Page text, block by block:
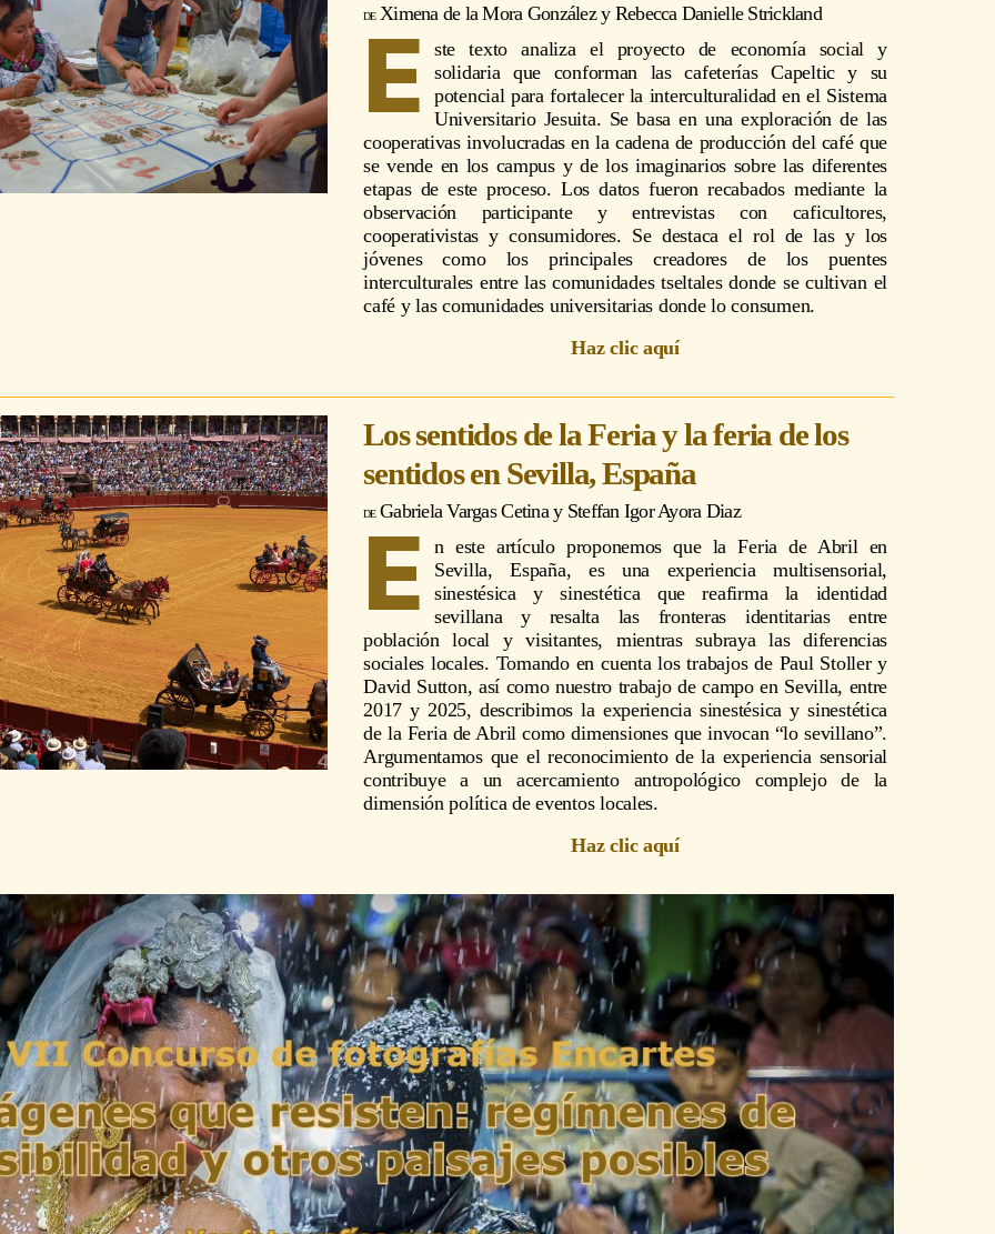
Ximena de la Mora Gonzálezy Rebecca Danielle Strickland
E
ste texto analiza el proyecto de economía social y
solidaria que conforman las cafeterías Capeltic y su
potencial para fortalecer la interculturalidad en el Sistema
Universitario Jesuita. Se basa en una exploración de las
cooperativas involucradas en la cadena de producción del café que
se vende en los campus y de los imaginarios sobre las diferentes
etapas de este proceso. Los datos fueron recabados mediante la
observación participante y entrevistas con caficultores,
cooperativistas y consumidores. Se destaca el rol de las y los
jóvenes como los principales creadores de los puentes
interculturales entre las comunidades tseltales donde se cultivan el
café y las comunidades universitarias donde lo consumen.
Haz clic aquí
Los sentidos de la Feria y la feria de los
sentidos en Sevilla, España
Gabriela Vargas Cetinay Steffan Igor Ayora Diaz
E
n este artículo proponemos que la Feria de Abril en
Sevilla, España, es una experiencia multisensorial,
sinestésica y sinestética que reafirma la identidad
sevillana y resalta las fronteras identitarias entre
población local y visitantes, mientras subraya las diferencias
sociales locales. Tomando en cuenta los trabajos de Paul Stoller y
David Sutton, así como nuestro trabajo de campo en Sevilla, entre
2017 y 2025, describimos la experiencia sinestésica y sinestética
de la Feria de Abril como dimensiones que invocan “lo sevillano”.
Argumentamos que el reconocimiento de la experiencia sensorial
contribuye a un acercamiento antropológico complejo de la
dimensión política de eventos locales.
Haz clic aquí